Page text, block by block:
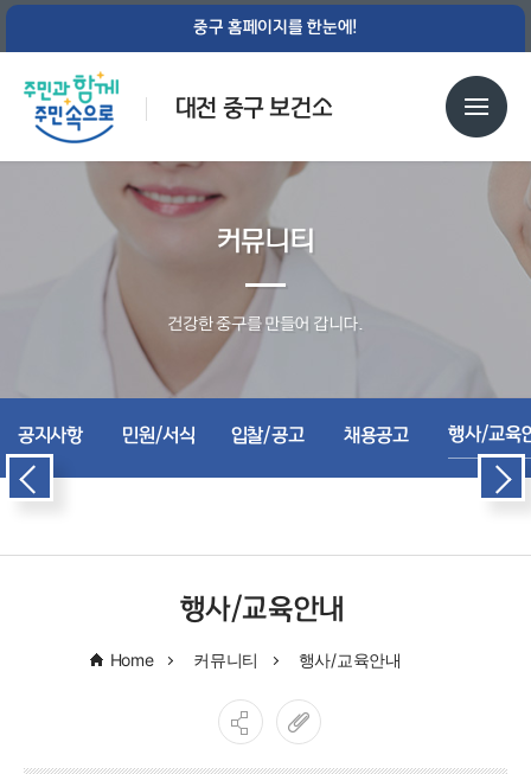
중구 홈페이지를 한눈에!
대전 중구 보건소
커뮤니티
건강한 중구를 만들어 갑니다.
공지사항 민원/서식 입찰/공고 채용공고 행사/교육
행사/교육안내
Home 커뮤니티 행사/교육안내